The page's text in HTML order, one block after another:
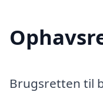
Brugsretten til